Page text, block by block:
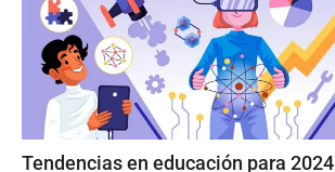
Tendencias en educación para 2024